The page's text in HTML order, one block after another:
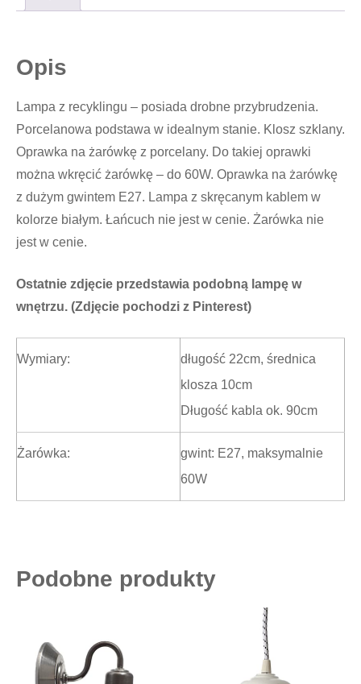
Opis
Lampa z recyklingu – posiada drobne przybrudzenia.
Porcelanowa podstawa w idealnym stanie. Klosz szklany.
Oprawka na żarówkę z porcelany. Do takiej oprawki
można wkręcić żarówkę – do 60W. Oprawka na żarówkę
z dużym gwintem E27. Lampa z skręcanym kablem w
kolorze białym. Łańcuch nie jest w cenie. Żarówka nie
jest w cenie.
Ostatnie zdjęcie przedstawia podobną lampę w
wnętrzu. (Zdjęcie pochodzi z Pinterest)
Wymiary:
długość 22cm, średnica
klosza 10cm
Długość kabla ok. 90cm
Żarówka:
gwint: E27, maksymalnie
60W
Podobne produkty